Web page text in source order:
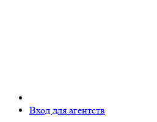
Вход для агентств